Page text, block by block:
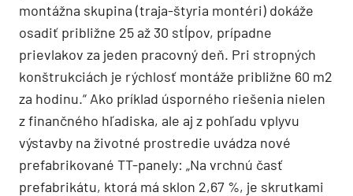
montážna skupina (traja-štyria montéri) dokáže
osadiť približne 25 až 30 stĺpov, prípadne
prievlakov za jeden pracovný deň. Pri stropných
konštrukciách je rýchlosť montáže približne 60 m2
za hodinu.“ Ako príklad úsporného riešenia nielen
z finančného hľadiska, ale aj z pohľadu vplyvu
výstavby na životné prostredie uvádza nové
prefabrikované TT-panely: „Na vrchnú časť
prefabrikátu, ktorá má sklon 2,67 %, je skrutkami